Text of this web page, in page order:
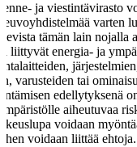
ja viestintävirasto
varten
tämän lain nojalla
liittyvät energia- ja
varusteiden tai
edellytyksenä
aiheutuvaa
voidaan
voidaan liittää ehtoja.